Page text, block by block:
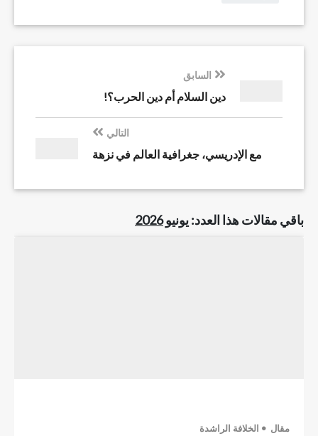
باقي مقالات هذا العدد:يونيو 2026
مقال الخلافة الراشدة
السابق
دين السلام أم دين الحرب؟!
التالي
مع الإدريسي، جغرافية العالم في نزهة